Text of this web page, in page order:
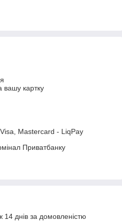
вашу картку
Mastercard - LiqPay
Приватбанку
днів за домовленістю